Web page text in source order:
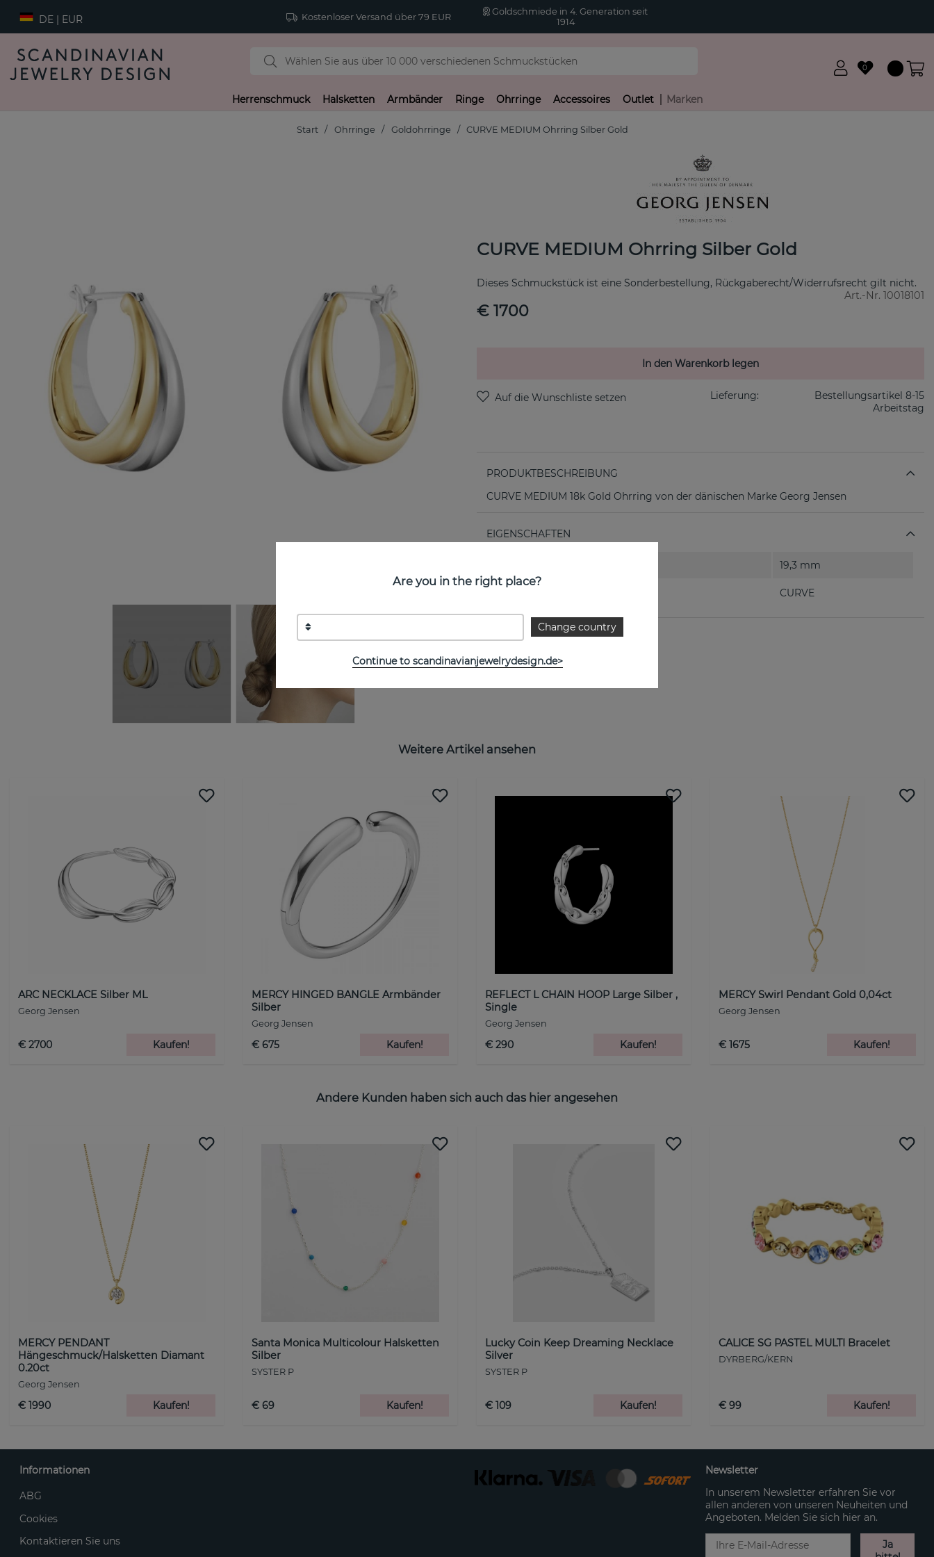
DE | EUR Kostenloser Versand über 79 EUR
Goldschmiede in 4. Generation seit
1914
0
Herrenschmuck Halsketten Armbänder Ringe Ohrringe Accessoires Outlet Marken
Start Ohrringe Goldohrringe CURVE MEDIUM Ohrring Silber Gold
CURVE MEDIUM Ohrring Silber Gold
Dieses Schmuckstück ist eine Sonderbestellung, Rückgaberecht/Widerrufsrecht gilt nicht.
Art.-Nr. 10018101
€ 1700
In den Warenkorb legen
Lieferung:
Bestellungsartikel 8-15
Arbeitstag
PRODUKTBESCHREIBUNG
CURVE MEDIUM 18k Gold Ohrring von der dänischen Marke Georg Jensen
EIGENSCHAFTEN
19,3 mm
CURVE
Weitere Artikel ansehen
ARC NECKLACE Silber ML
Georg Jensen
€ 2700 Kaufen!
MERCY HINGED BANGLE Armbänder
Silber
Georg Jensen
€ 675 Kaufen!
REFLECT L CHAIN HOOP Large Silber ,
Single
Georg Jensen
€ 290 Kaufen!
MERCY Swirl Pendant Gold 0,04ct
Georg Jensen
€ 1675 Kaufen!
Andere Kunden haben sich auch das hier angesehen
MERCY PENDANT
Hängeschmuck/Halsketten Diamant
0.20ct
Georg Jensen
€ 1990 Kaufen!
Santa Monica Multicolour Halsketten
Silber
SYSTER P
€ 69 Kaufen!
Lucky Coin Keep Dreaming Necklace
Silver
SYSTER P
€ 109 Kaufen!
CALICE SG PASTEL MULTI Bracelet
DYRBERG/KERN
€ 99 Kaufen!
Are you in the right place?
Change country
Continue to scandinavianjewelrydesign.de>
Informationen
ABG
Cookies
Kontaktieren Sie uns
Newsletter
In unserem Newsletter erfahren Sie vor
allen anderen von unseren Neuheiten und
Angeboten. Melden Sie sich hier an.
Ja